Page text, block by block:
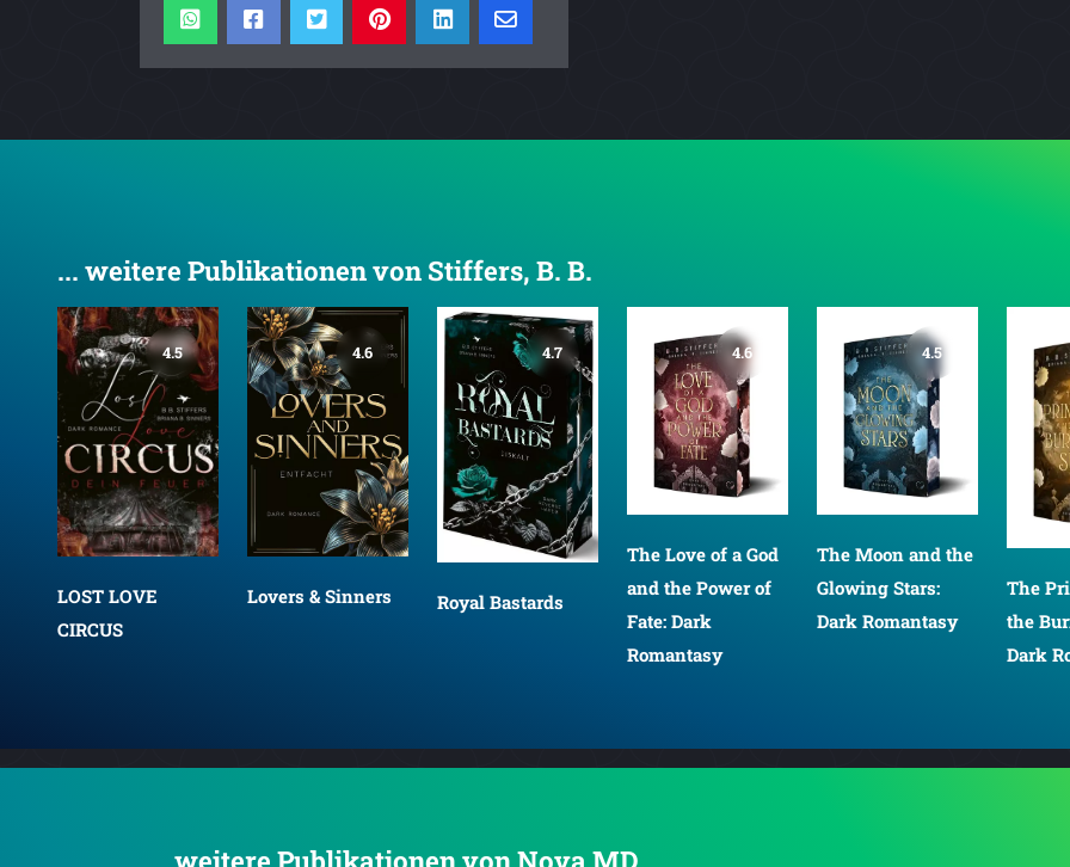
... weitere Publikationen von Stiffers, B. B.
4.5
LOST LOVE
CIRCUS
4.6
Lovers & Sinners
4.7
Royal Bastards
4.6
The Love of a God
and the Power of
Fate: Dark
Romantasy
4.5
The Moon and the
Glowing Stars:
Dark Romantasy
The
the
Dark